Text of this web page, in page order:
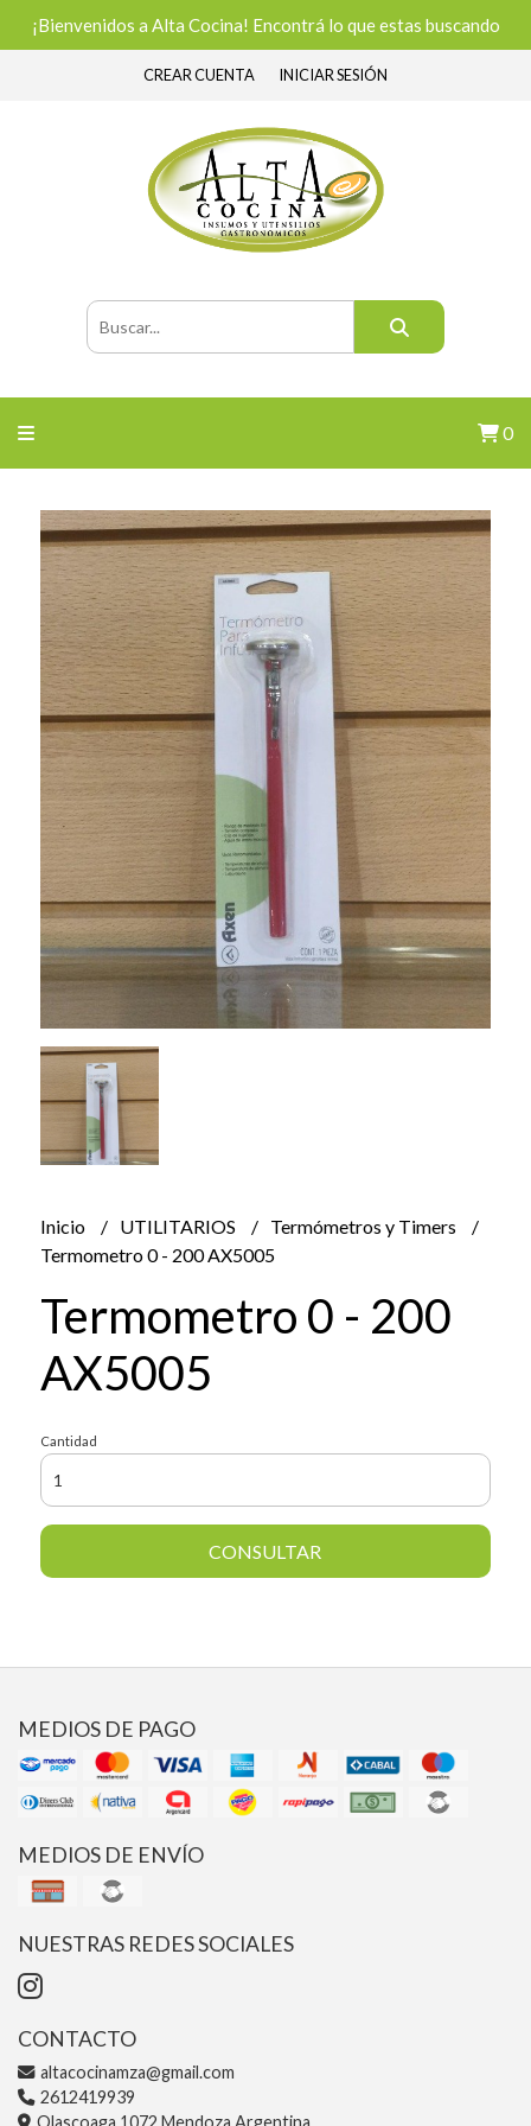
¡Bienvenidos a Alta Cocina! Encontrá lo que estas buscando
CREAR CUENTA INICIAR SESIÓN
0
Inicio UTILITARIOS
Termómetros y Timers
Termometro 0 - 200 AX5005
Termometro 0 - 200
AX5005
Cantidad
CONSULTAR
MEDIOS DE PAGO
MEDIOS DE ENVÍO
NUESTRAS REDES SOCIALES
CONTACTO
altacocinamza@gmail.com
2612419939